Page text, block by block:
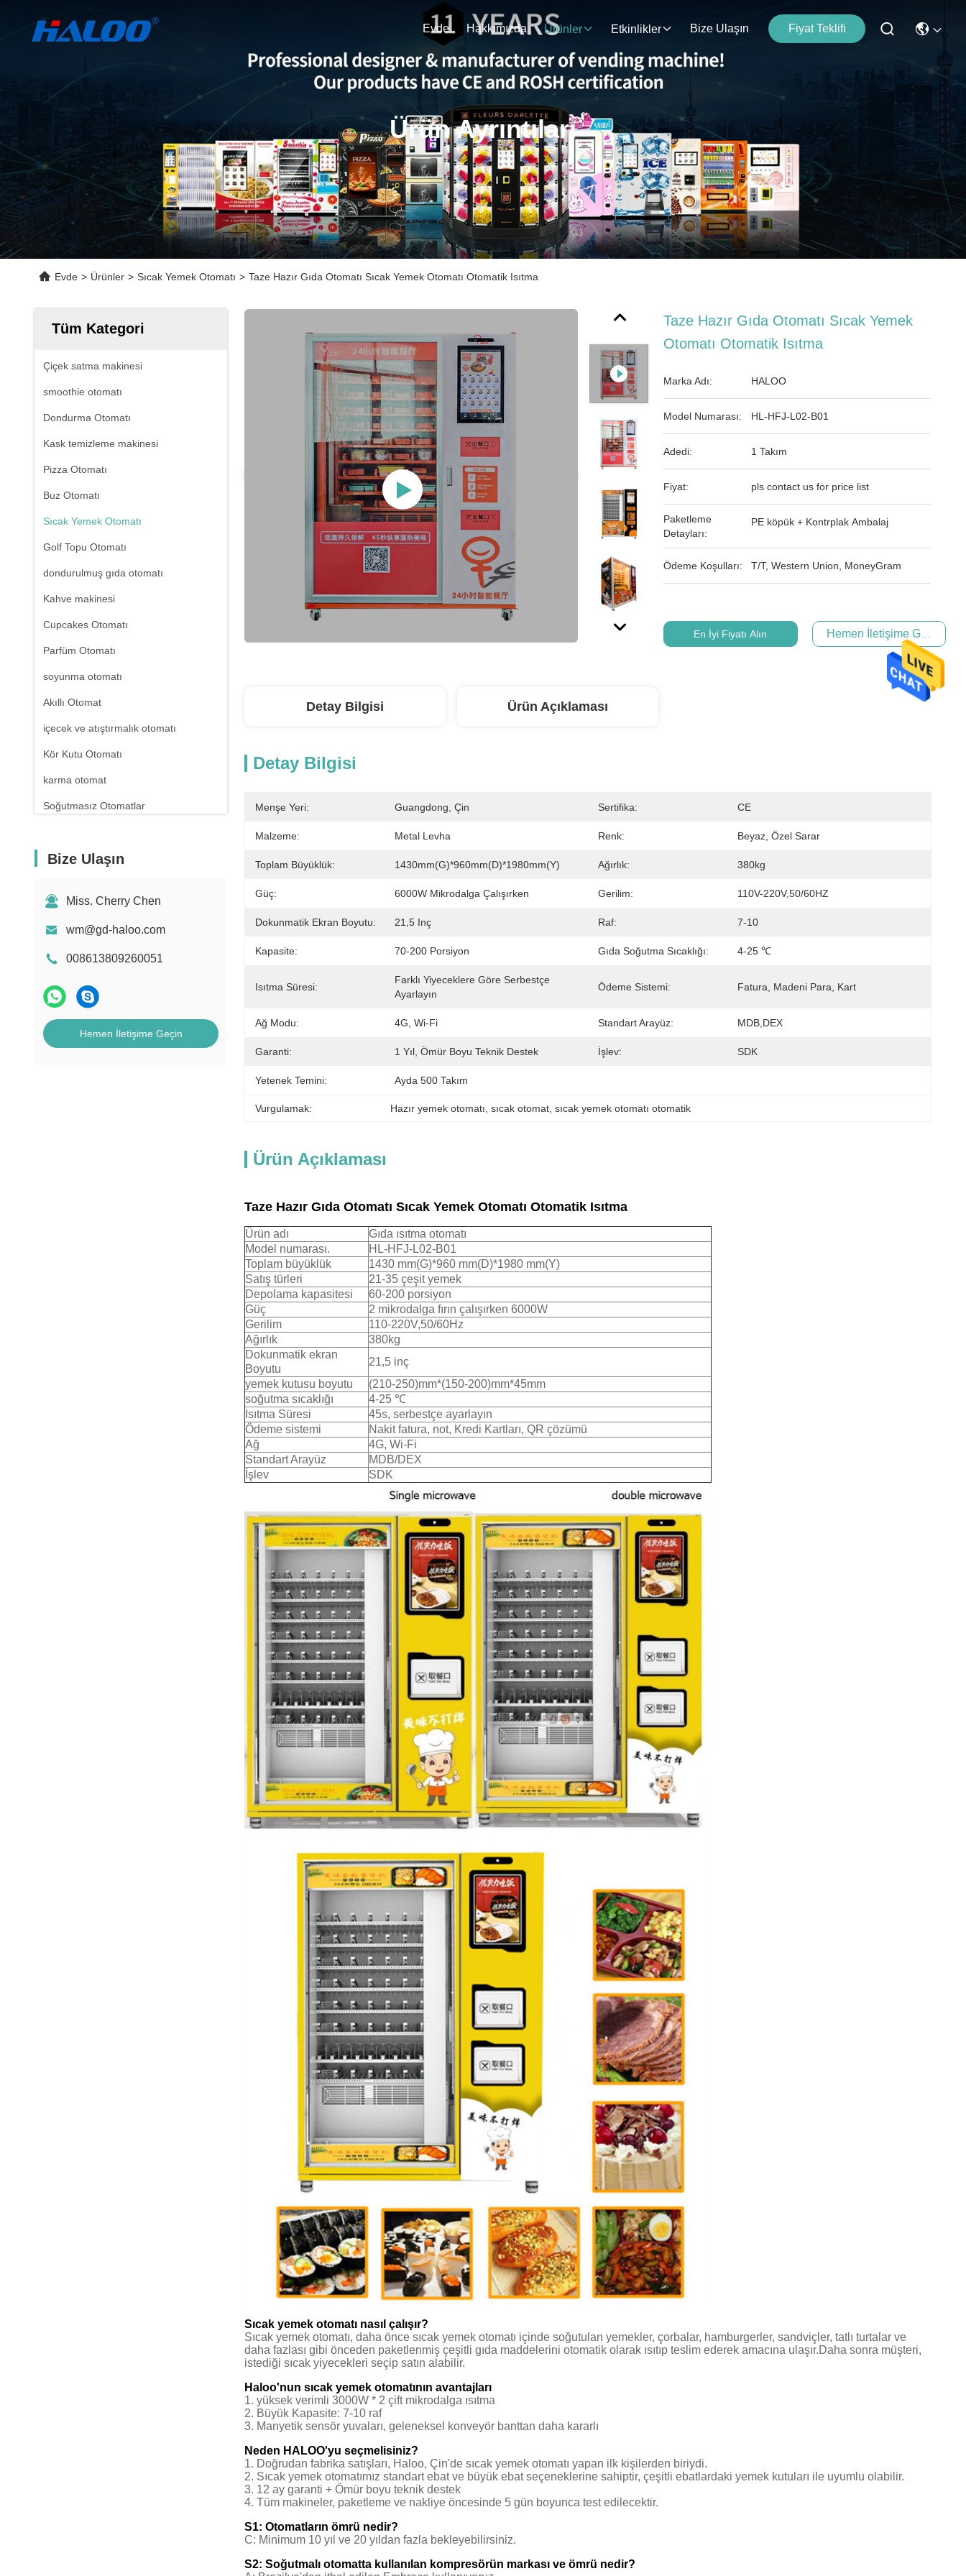
Evde Hakkımızda Ürünler Etkinlikler Bize Ulaşın Fiyat Teklifi
Ürün Ayrıntıları
Evde > Ürünler > Sıcak Yemek Otomatı > Taze Hazır Gıda Otomatı Sıcak Yemek Otomatı Otomatik Isıtma
Tüm Kategori
Çiçek satma makinesi
smoothie otomatı
Dondurma Otomatı
Kask temizleme makinesi
Pizza Otomatı
Buz Otomatı
Sıcak Yemek Otomatı
Golf Topu Otomatı
dondurulmuş gıda otomatı
Kahve makinesi
Cupcakes Otomatı
Parfüm Otomatı
soyunma otomatı
Akıllı Otomat
içecek ve atıştırmalık otomatı
Kör Kutu Otomatı
karma otomat
Soğutmasız Otomatlar
Sıvı Deterjan Otomatı
Seks Oyuncak Otomatı
Oje Otomatı
Bize Ulaşın
Miss. Cherry Chen
wm@gd-haloo.com
008613809260051
Hemen İletişime Geçin
Taze Hazır Gıda Otomatı Sıcak Yemek
Otomatı Otomatik Isıtma
Marka Adı: HALOO
Model Numarası: HL-HFJ-L02-B01
Adedi: 1 Takım
Fiyat: pls contact us for price list
Paketleme
Detayları:
PE köpük + Kontrplak Ambalaj
Ödeme Koşulları: T/T, Western Union, MoneyGram
En İyi Fiyatı Alın Hemen İletişime Geçin
Detay Bilgisi Ürün Açıklaması
Detay Bilgisi
Menşe Yeri: Guangdong, Çin Sertifika: CE
Malzeme: Metal Levha Renk: Beyaz, Özel Sarar
Toplam Büyüklük: 1430mm(G)*960mm(D)*1980mm(Y) Ağırlık: 380kg
Güç: 6000W Mikrodalga Çalışırken Gerilim: 110V-220V,50/60HZ
Dokunmatik Ekran Boyutu: 21,5 Inç Raf: 7-10
Kapasite: 70-200 Porsiyon Gıda Soğutma Sıcaklığı: 4-25 ℃
Isıtma Süresi:
Farklı Yiyeceklere Göre Serbestçe
Ayarlayın
Ödeme Sistemi: Fatura, Madeni Para, Kart
Ağ Modu: 4G, Wi-Fi Standart Arayüz: MDB,DEX
Garanti: 1 Yıl, Ömür Boyu Teknik Destek İşlev: SDK
Yetenek Temini: Ayda 500 Takım
Vurgulamak: Hazır yemek otomatı , sıcak otomat , sıcak yemek otomatı otomatik
Ürün Açıklaması
Taze Hazır Gıda Otomatı Sıcak Yemek Otomatı Otomatik Isıtma
Ürün adı
Gıda ısıtma otomatı
Model numarası.
HL-HFJ-L02-B01
Toplam büyüklük
1430 mm(G)*960 mm(D)*1980 mm(Y)
Satış türleri
21-35 çeşit yemek
Depolama kapasitesi
60-200 porsiyon
Güç
2 mikrodalga fırın çalışırken 6000W
Gerilim
110-220V,50/60Hz
Ağırlık
380kg
Dokunmatik ekran
Boyutu
21,5 inç
yemek kutusu boyutu
(210-250)mm*(150-200)mm*45mm
soğutma sıcaklığı
4-25 ℃
Isıtma Süresi
45s, serbestçe ayarlayın
Ödeme sistemi
Nakit fatura, not, Kredi Kartları, QR çözümü
Ağ
4G, Wi-Fi
Standart Arayüz
MDB/DEX
İşlev
SDK
Sıcak yemek otomatı nasıl çalışır?
Sıcak yemek otomatı, daha önce sıcak yemek otomatı içinde soğutulan yemekler, çorbalar, hamburgerler, sandviçler, tatlı turtalar ve
daha fazlası gibi önceden paketlenmiş çeşitli gıda maddelerini otomatik olarak ısıtıp teslim ederek amacına ulaşır.Daha sonra müşteri,
istediği sıcak yiyecekleri seçip satın alabilir.
Haloo'nun sıcak yemek otomatının avantajları
1. yüksek verimli 3000W * 2 çift mikrodalga ısıtma
2. Büyük Kapasite: 7-10 raf
3. Manyetik sensör yuvaları, geleneksel konveyör banttan daha kararlı
Neden HALOO'yu seçmelisiniz?
1. Doğrudan fabrika satışları, Haloo, Çin'de sıcak yemek otomatı yapan ilk kişilerden biriydi.
2. Sıcak yemek otomatımız standart ebat ve büyük ebat seçeneklerine sahiptir, çeşitli ebatlardaki yemek kutuları ile uyumlu olabilir.
3. 12 ay garanti + Ömür boyu teknik destek
4. Tüm makineler, paketleme ve nakliye öncesinde 5 gün boyunca test edilecektir.
S1: Otomatların ömrü nedir?
C: Minimum 10 yıl ve 20 yıldan fazla bekleyebilirsiniz.
S2: Soğutmalı otomatta kullanılan kompresörün markası ve ömrü nedir?